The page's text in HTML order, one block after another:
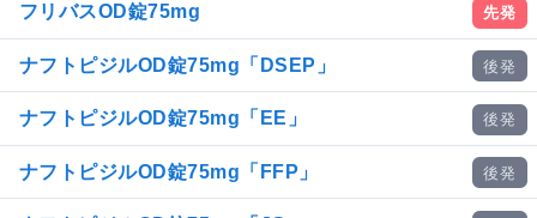
フリバスOD錠75mg 先発
ナフトピジルOD錠75mg「DSEP」 後発
ナフトピジルOD錠75mg「EE」 後発
ナフトピジルOD錠75mg「FFP」 後発